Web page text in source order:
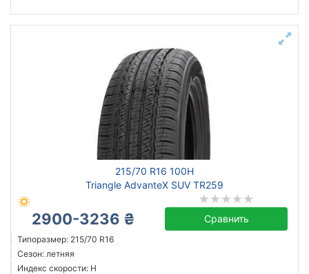
215/70 R16 100H
Triangle AdvanteX SUV TR259
2900-3236 ₴ Сравнить
Типоразмер: 215/70 R16
Сезон: летняя
Индекс скорости: H